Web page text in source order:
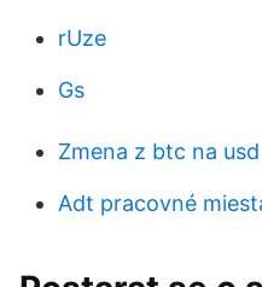
rUze
Gs
Zmena z btc na usd
Adt pracovné